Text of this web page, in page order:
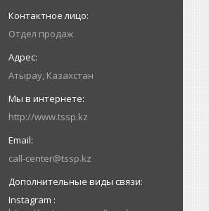
Отдел продаж
Атырау, Казахстан
http://www.tssp.kz
call-center@tssp.kz
Instagram